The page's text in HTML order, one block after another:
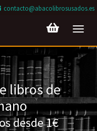
contacto@abacolibrosusados.es
libros de
desde 1€